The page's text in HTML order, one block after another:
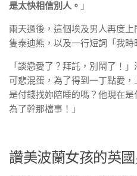
是太快相信別人。 」
兩天過後，這個埃及男人再度
隻泰迪熊，以及一行短詞「我時
「談戀愛了？拜託，別鬧了！
可悲混蛋，為了得到一丁點愛
是付錢找妳陪睡的嗎？他現在
為了幹那檔事！」
讚美波蘭女孩的英